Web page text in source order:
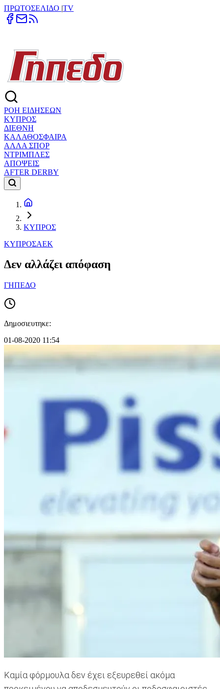
ΠΡΩΤΟΣΕΛΙΔΟ |TV
ΡΟΗ ΕΙΔΗΣΕΩΝ
ΚΥΠΡΟΣ
ΔΙΕΘΝΗ
ΚΑΛΑΘΟΣΦΑΙΡΑ
ΑΛΛΑ ΣΠΟΡ
ΝΤΡΙΜΠΛΕΣ
ΑΠΟΨΕΙΣ
AFTER DERBY
ΚΥΠΡΟΣ
ΚΥΠΡΟΣΑΕΚ
Δεν αλλάζει απόφαση
ΓΗΠΕΔΟ
Δημοσιευτηκε:
01-08-2020 11:54
Καμία φόρμουλα δεν έχει εξευρεθεί ακόμα